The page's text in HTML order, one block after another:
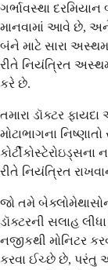
ગર્ભાવસ્થા
માનવામાં આવે છે, અને
બંને માટે સારા
રીતે નિયંત્રિત
કરે છે.
તમારા ડૉક્ટર
મોટાભાગના
રીતે નિયંત્રિત
જો તમે
ડૉક્ટરની સલાહ
નજીકથી મોનિટર
કરવા ઈચ્છે છે, પરંતુ